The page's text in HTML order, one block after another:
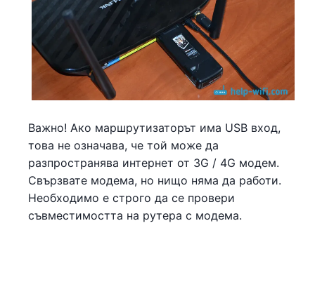
Важно! Ако маршрутизаторът има USB вход,
това не означава, че той може да
разпространява интернет от 3G / 4G модем.
Свързвате модема, но нищо няма да работи.
Необходимо е строго да се провери
съвместимостта на рутера с модема.